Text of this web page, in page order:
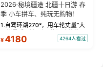
2026·秘境疆途 北疆十日游 春
季 小车拼车、纯玩无购物！
1.自驾环湖270°，用车轮丈量“大
西洋最后一滴眼泪”的极致蔚蓝，
让雪山、花海与深邃湖水在转弯
¥4180 4264人看过